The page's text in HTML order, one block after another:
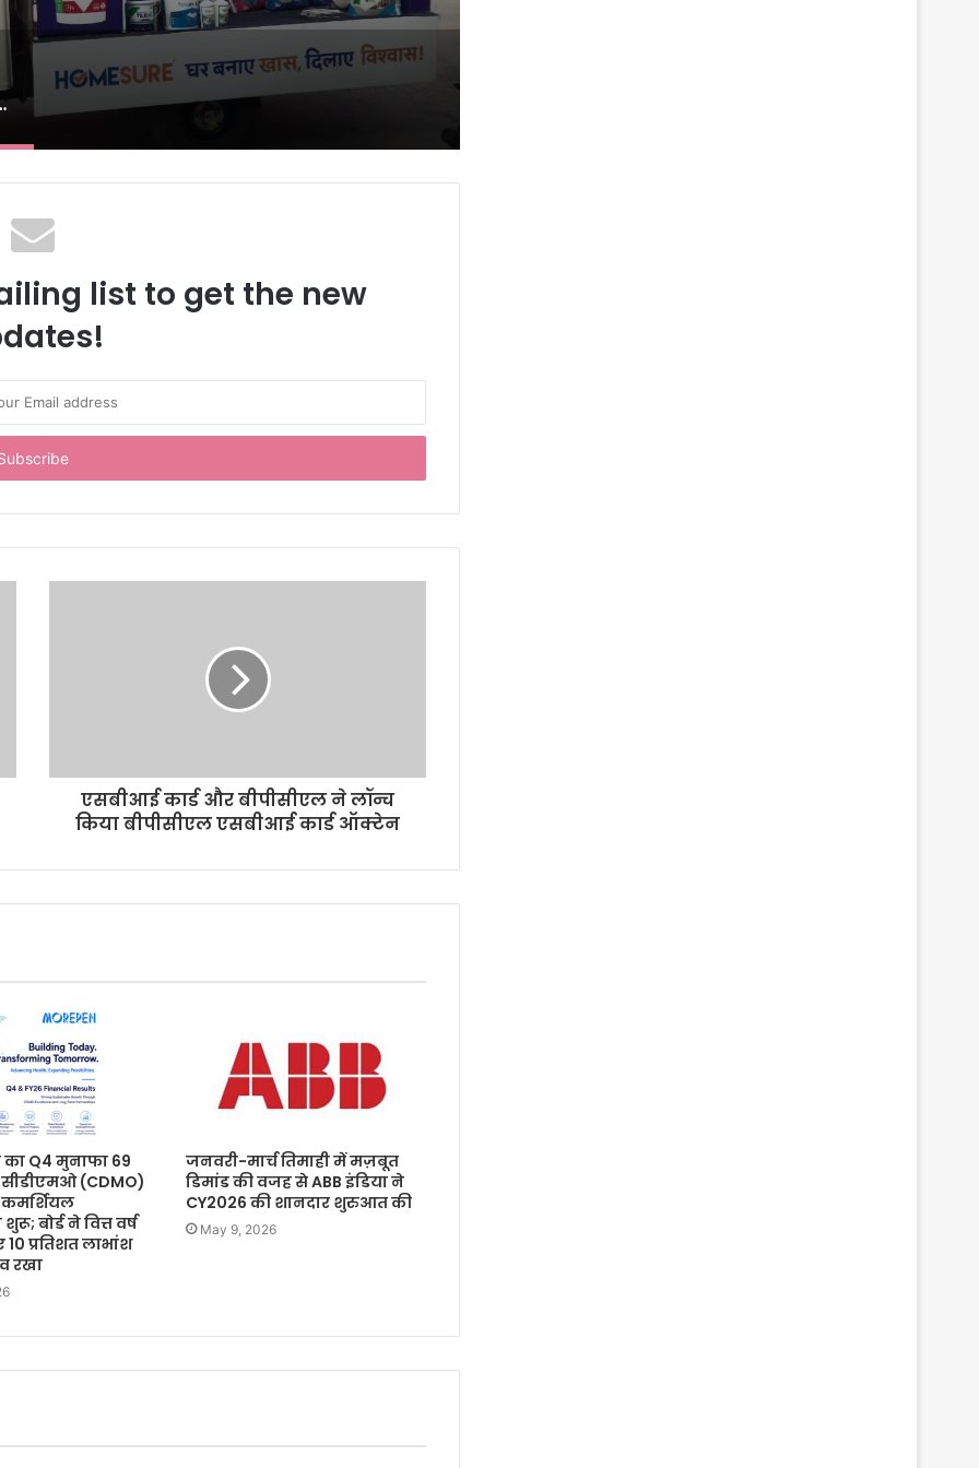
से ग्राहकों से जुड़ाव को मजबूत करेगा
list to get the new
एसबीआई कार्ड और बीपीसीएल ने लॉन्च
किया बीपीसीएल एसबीआई कार्ड ऑक्टेन
Q4 मुनाफा 69
सीडीएमओ (CDMO)
कमर्शियल
बोर्ड ने वित्त वर्ष
प्रतिशत लाभांश
रखा
जनवरी-मार्च तिमाही में मज़बूत
डिमांड की वजह से ABB इंडिया ने
CY2026 की शानदार शुरुआत की
May 9, 2026